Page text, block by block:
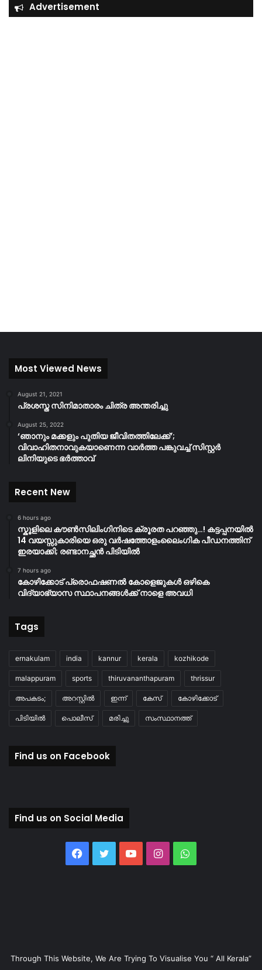
Advertisement
Most Viewed News
August 21, 2021
പ്രശസ്ത സിനിമാതാരം ചിത്ര അന്തരിച്ചു
August 25, 2022
‘ഞാനും മക്കളും പുതിയ ജീവിതത്തിലേക്ക്’;
വിവാഹിതനാവുകയാണെന്ന വാർത്ത പങ്കുവച്ച് സിസ്റ്റർ
ലിനിയുടെ ഭർത്താവ്
Recent New
6 hours ago
സ്കൂളിലെ കൗൺസിലിംഗിനിടെ ക്രൂരത പറഞ്ഞു…! കട്ടപ്പനയിൽ
14 വയസ്സുകാരിയെ ഒരു വർഷത്തോളംലൈംഗിക പീഡനത്തിന്
ഇരയാക്കി; രണ്ടാനച്ഛൻ പിടിയിൽ
7 hours ago
കോഴിക്കോട് പ്രൊഫഷണൽ കോളെജുകൾ ഒഴികെ
വിദ്യാഭ്യാസ സ്ഥാപനങ്ങൾക്ക് നാളെ അവധി
Tags
ernakulam india kannur kerala kozhikode
malappuram sports thiruvananthapuram thrissur
അപകടം; അറസ്റ്റിൽ ഇന്ന് കേസ് കോഴിക്കോട്
പിടിയിൽ പൊലീസ് മരിച്ചു സംസ്ഥാനത്ത്
Find us on Facebook
Find us on Social Media
Facebook
TwitterYouTubeInstagramWhatsApp
Through This Website, We Are Trying To Visualise You “ All Kerala”